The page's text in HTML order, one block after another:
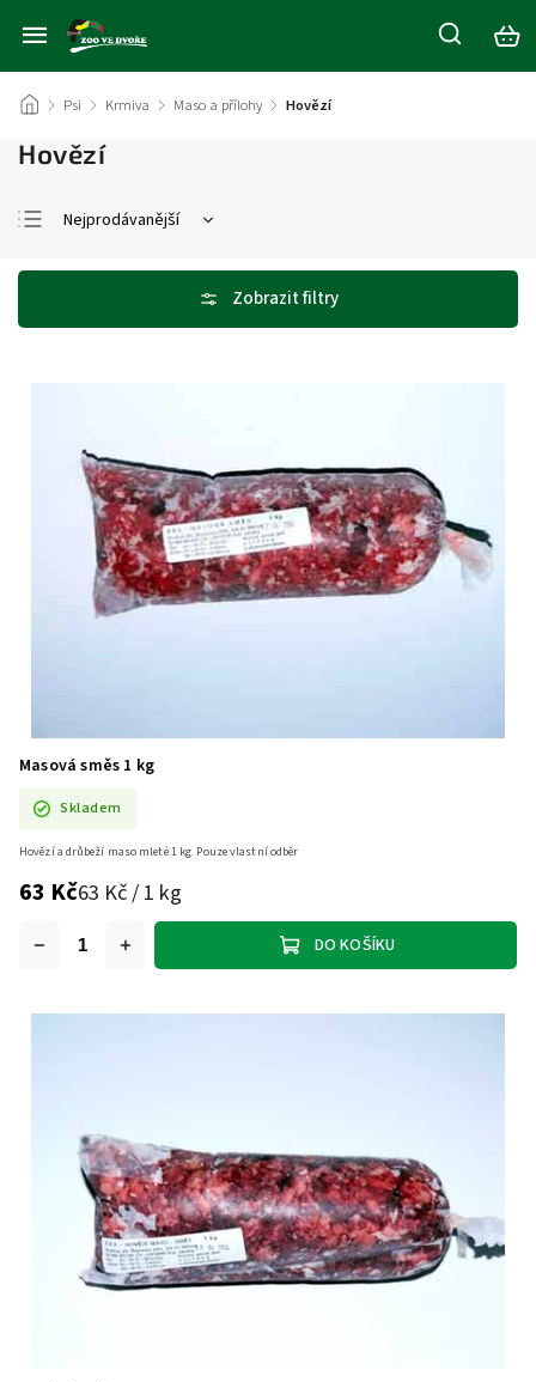
/ Psi / Krmiva / Maso a přílohy / Hovězí
Hovězí
Nejprodávanější
Abecedně
Masová směs 1 kg
Skladem
63 Kč63 Kč / 1 kg
DO KOŠÍKU
Hovězí a drůbeží maso mleté 1 kg. Pouze vlastní odběr